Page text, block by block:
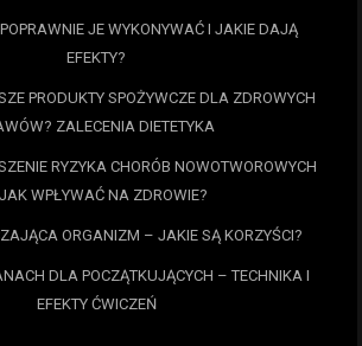
JE WYKONYWAĆ I JAKIE DAJĄ
EFEKTY?
PRODUKTY SPOŻYWCZE DLA ZDROWYCH
ZALECENIA DIETETYKA
RYZYKA CHORÓB NOWOTWOROWYCH
WPŁYWAĆ NA ZDROWIE?
ORGANIZM – JAKIE SĄ KORZYŚCI?
DLA POCZĄTKUJĄCYCH – TECHNIKA I
EFEKTY ĆWICZEŃ